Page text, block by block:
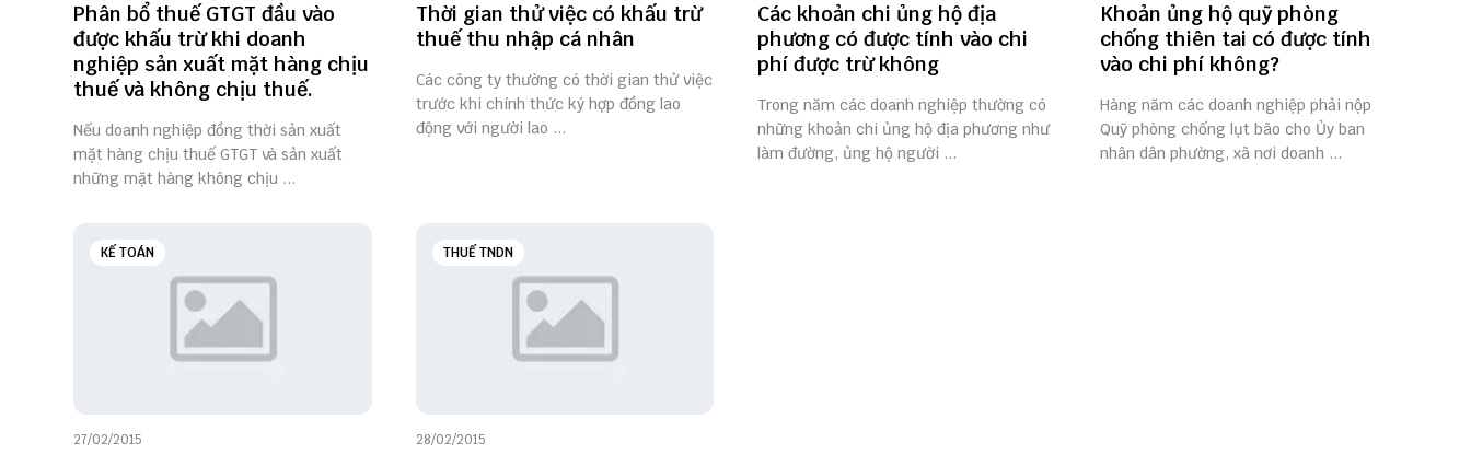
Phân bổ thuế GTGT đầu vào
được khấu trừ khi doanh
nghiệp sản xuất mặt hàng chịu
thuế và không chịu thuế.
Nếu doanh nghiệp đồng thời sản xuất
mặt hàng chịu thuế GTGT và sản xuất
những mặt hàng không chịu ...
Thời gian thử việc có khấu trừ
thuế thu nhập cá nhân
Các công ty thường có thời gian thử việc
trước khi chính thức ký hợp đồng lao
động với người lao ...
Các khoản chi ủng hộ địa
phương có được tính vào chi
phí được trừ không
Trong năm các doanh nghiệp thường có
những khoản chi ủng hộ địa phương như
làm đường, ủng hộ người ...
Khoản ủng hộ quỹ phòng
chống thiên tai có được tính
vào chi phí không?
Hàng năm các doanh nghiệp phải nộp
Quỹ phòng chống lụt bão cho Ủy ban
nhân dân phường, xã nơi doanh ...
KẾ TOÁN
27/02/2015
THUẾ TNDN
28/02/2015